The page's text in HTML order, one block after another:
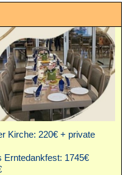
Kirche: 220€ + private
Erntedankfest: 1745€